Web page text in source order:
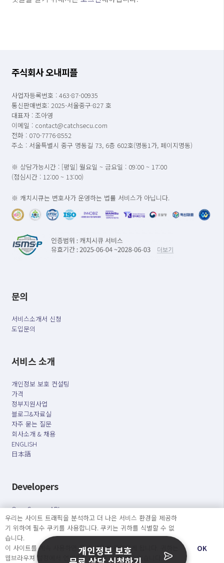
주식회사 오내피플
사업자등록번호 : 463-87-00935
통신판매번호: 2025-서울중구-827 호
대표자 : 조아영
이메일 : contact@catchsecu.com
전화 : 070-7776-8552
주소 : 서울특별시 중구 명동길 73, 6층 602호(명동1가, 페이지명동)
※ 상담가능시간 : [평일] 월요일 ~ 금요일 : 09:00 ~ 17:00
(점심시간 : 12:00 ~ 13:00)
※ 캐치시큐는 변호사가 운영하는 법률 서비스가 아닙니다.
문의
서비스소개서 신청
도입문의
서비스 소개
개인정보 보호 컨설팅
가격
정부지원사업
블로그&자료실
자주 묻는 질문
회사소개 & 채용
ENGLISH
日本語
Developers
OpenSource API
오늘보다 더 나은 내일을 만드는 사람들
개인정보처리방침 서비스 이용약관
우리는 사이트 트래픽을 분석하고 더 나은 서비스 환경을 제공하
기 위하여 필수 쿠키를 사용합니다. 쿠키는 귀하를 식별할 수 없
습니다.
이 사이트를 계속 사용하면 쿠키 사용에 동의하게 됩니다. 귀하는
웹브라우져 설정에서 언제든지 쿠키를 삭제 할 수있습니다.
OK
개인정보 보호